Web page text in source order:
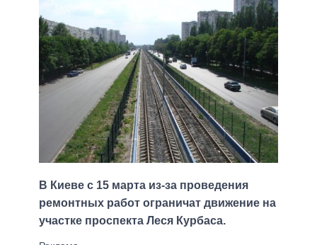
В Киеве с 15 марта из-за проведения
ремонтных работ ограничат движение на
участке проспекта Леся Курбаса.